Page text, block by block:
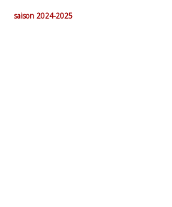
saison 2024-2025